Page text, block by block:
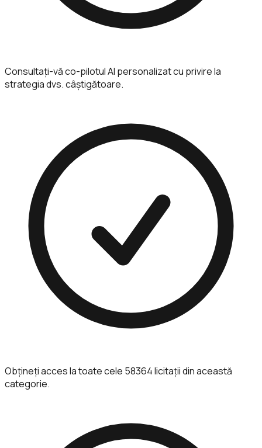
Consultați-vă co-pilotul AI personalizat cu privire la
strategia dvs. câștigătoare.
Obțineți acces la toate cele 58364 licitații din această
categorie.